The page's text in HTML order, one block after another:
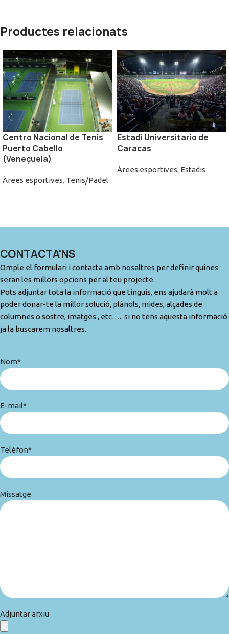
Productes relacionats
Centro Nacional de Tenis
Puerto Cabello
(Veneçuela)
Àrees esportives, Tenis/Padel
Estadi Universitario de
Caracas
Àrees esportives, Estadis
CONTACTA'NS
Omple el formulari i contacta amb nosaltres per definir quines
seran les millors opcions per al teu projecte.
Pots adjuntar tota la informació que tinguis, ens ajudarà molt a
poder donar-te la millor solució, plànols, mides, alçades de
columnes o sostre, imatges , etc…. si no tens aquesta informació
ja la buscarem nosaltres.
Nom*
E-mail*
Telèfon*
Missatge
Adjuntar arxiu